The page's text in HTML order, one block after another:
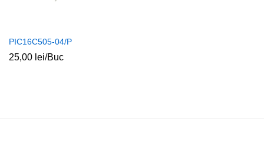
PIC16C505-04/P
25,00 lei/Buc